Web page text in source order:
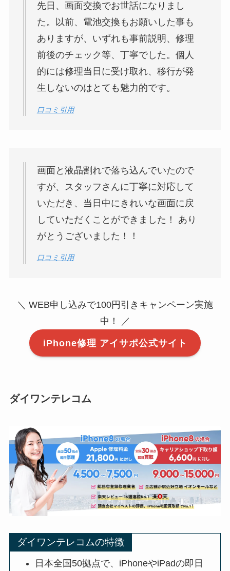
先日、画面交換でお世話になりまし
た。以前、電池交換もお願いした事も
ありますが、いずれも事前説明、修理
前後のチェック等、丁寧でした。個人
的には修理当日に受け取れ、移行が発
生しないのはとても魅力的です。
口コミ引用
画面と液晶割れで落ち込んでいたので
すが、スタッフさんに丁寧に対応して
いただき、当日中にきれいな画面に戻
していただくことができました！ あり
がとうございました！！
口コミ引用
＼ WEB申し込みで100円引きキャンペーン実施
中！ ／
iPhone修理 アイサポ公式サイト
ダイワンテレコム
ダイワンテレコムの特徴
日本全国50拠点で、iPhoneやiPadの即日